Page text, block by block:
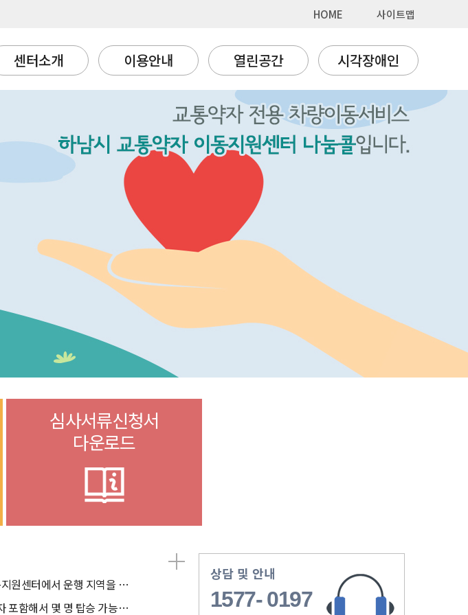
HOME 사이트맵
센터소개 이용안내 열린공간 시각장애인
심사서류신청서
다운로드
하남시교통약자이동지원센터에서 운행 지역을 알고 싶...
나눔콜 차량에 이용자 포함해서 몇 명 탑승 가능한가...
상담 및 안내
1577- 0197